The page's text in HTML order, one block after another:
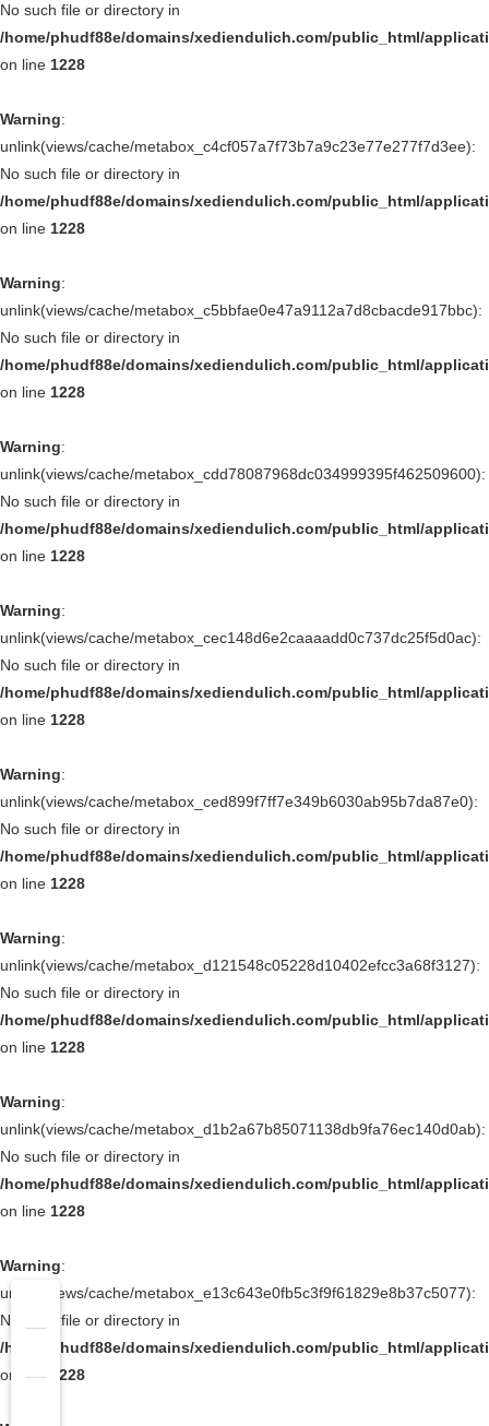
No such file or directory in
/home/phudf88e/domains/xediendulich.com/public_html/
on line 1228
Warning:
unlink(views/cache/metabox_c4cf057a7f73b7a9c23e77e277f7d3ee):
No such file or directory in
/home/phudf88e/domains/xediendulich.com/public_html/
on line 1228
Warning:
unlink(views/cache/metabox_c5bbfae0e47a9112a7d8cbacde917bbc):
No such file or directory in
/home/phudf88e/domains/xediendulich.com/public_html/
on line 1228
Warning:
unlink(views/cache/metabox_cdd78087968dc034999395f462509600):
No such file or directory in
/home/phudf88e/domains/xediendulich.com/public_html/
on line 1228
Warning:
unlink(views/cache/metabox_cec148d6e2caaaadd0c737dc25f5d0ac):
No such file or directory in
/home/phudf88e/domains/xediendulich.com/public_html/
on line 1228
Warning:
unlink(views/cache/metabox_ced899f7ff7e349b6030ab95b7da87e0):
No such file or directory in
/home/phudf88e/domains/xediendulich.com/public_html/
on line 1228
Warning:
unlink(views/cache/metabox_d121548c05228d10402efcc3a68f3127):
No such file or directory in
/home/phudf88e/domains/xediendulich.com/public_html/
on line 1228
Warning:
unlink(views/cache/metabox_d1b2a67b85071138db9fa76ec140d0ab):
No such file or directory in
/home/phudf88e/domains/xediendulich.com/public_html/
on line 1228
Warning:
unlink(views/cache/metabox_e13c643e0fb5c3f9f61829e8b37c5077):
No such file or directory in
/home/phudf88e/domains/xediendulich.com/public_html/
on line
1228